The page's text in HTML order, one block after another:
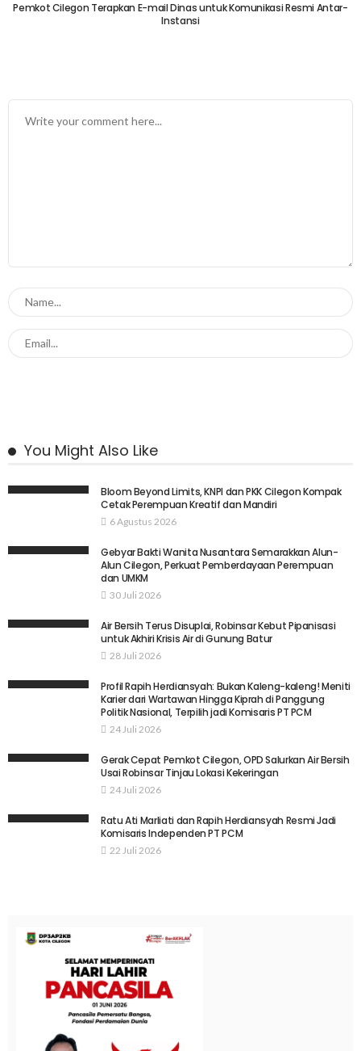
Pemkot Cilegon Terapkan E-mail Dinas untuk Komunikasi Resmi Antar-
Instansi
You Might Also Like
Bloom Beyond Limits, KNPI dan PKK Cilegon Kompak
Cetak Perempuan Kreatif dan Mandiri
6 Agustus 2026
Gebyar Bakti Wanita Nusantara Semarakkan Alun-
Alun Cilegon, Perkuat Pemberdayaan Perempuan
dan UMKM
30 Juli 2026
Air Bersih Terus Disuplai, Robinsar Kebut Pipanisasi
untuk Akhiri Krisis Air di Gunung Batur
28 Juli 2026
Profil Rapih Herdiansyah: Bukan Kaleng-kaleng! Meniti
Karier dari Wartawan Hingga Kiprah di Panggung
Politik Nasional, Terpilih jadi Komisaris PT PCM
24 Juli 2026
Gerak Cepat Pemkot Cilegon, OPD Salurkan Air Bersih
Usai Robinsar Tinjau Lokasi Kekeringan
24 Juli 2026
Ratu Ati Marliati dan Rapih Herdiansyah Resmi Jadi
Komisaris Independen PT PCM
22 Juli 2026